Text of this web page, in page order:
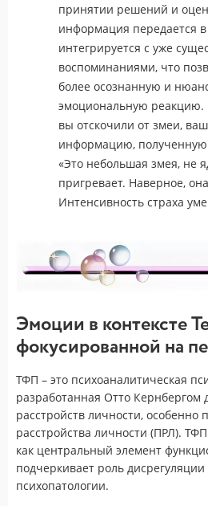
принятии решений и
информация передается в
интегрируется с уже
воспоминаниями, что
более осознанную и
эмоциональную реакцию.
вы отскочили от змеи,
информацию, полученную
«Это небольшая змея, не
пригревает. Наверное,
Интенсивность страха
Эмоции в контексте
фокусированной на
ТФП – это психоаналитическая
разработанная Отто Кернбергом
расстройств личности, особенно
расстройства личности (ПРЛ).
как центральный элемент
подчеркивает роль
психопатологии.